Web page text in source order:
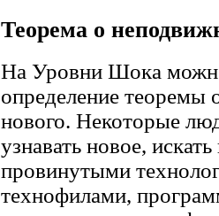
Теорема о
На Уровни Шока
определение теоремы
нового. Некоторые
узнавать новое,
провинутыми
технофилами,